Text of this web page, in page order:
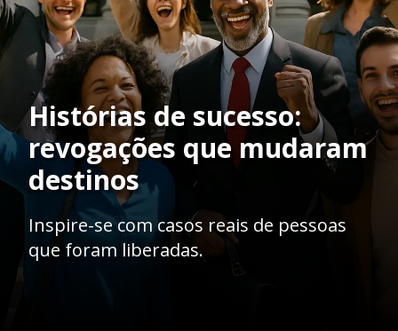
Histórias de sucesso:
revogações que mudaram
destinos
Inspire-se com casos reais de pessoas
que foram liberadas.